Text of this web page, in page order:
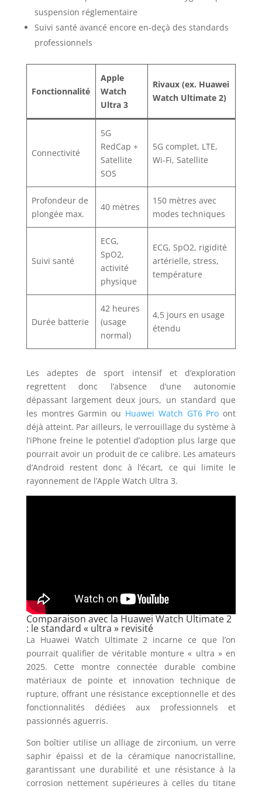
suspension réglementaire
Suivi santé avancé encore en-deçà des standards
professionnels
Fonctionnalité
Apple
Watch
Ultra 3
Rivaux (ex. Huawei
Watch Ultimate 2)
Connectivité
5G
RedCap +
Satellite
SOS
5G complet, LTE,
Wi-Fi, Satellite
Profondeur de
plongée max.
40 mètres
150 mètres avec
modes techniques
Suivi santé
ECG,
SpO2,
activité
physique
ECG, SpO2, rigidité
artérielle, stress,
température
Durée batterie
42 heures
(usage
normal)
4,5 jours en usage
étendu
Les adeptes de sport intensif et d’exploration
regrettent donc l’absence d’une autonomie
dépassant largement deux jours, un standard que
les montres Garmin ou Huawei Watch GT6 Pro ont
déjà atteint. Par ailleurs, le verrouillage du système à
l’iPhone freine le potentiel d’adoption plus large que
pourrait avoir un produit de ce calibre. Les amateurs
d’Android restent donc à l’écart, ce qui limite le
rayonnement de l’Apple Watch Ultra 3.
Comparaison avec la Huawei Watch Ultimate 2
: le standard « ultra » revisité
La Huawei Watch Ultimate 2 incarne ce que l’on
pourrait qualifier de véritable monture « ultra » en
2025. Cette montre connectée durable combine
matériaux de pointe et innovation technique de
rupture, offrant une résistance exceptionnelle et des
fonctionnalités dédiées aux professionnels et
passionnés aguerris.
Son boîtier utilise un alliage de zirconium, un verre
saphir épaissi et de la céramique nanocristalline,
garantissant une durabilité et une résistance à la
corrosion nettement supérieures à celles du titane